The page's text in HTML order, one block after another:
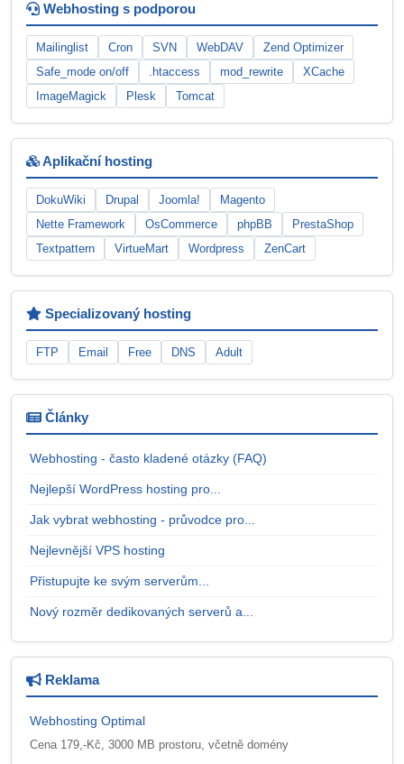
Webhosting s podporou
Mailinglist Cron SVN WebDAV
Zend Optimizer
Safe_mode on/off
.htaccess mod_rewrite
XCache
ImageMagick
Plesk Tomcat
Aplikační hosting
DokuWiki Drupal Joomla!
Magento
Nette Framework
OsCommerce phpBB
PrestaShop
Textpattern
VirtueMart Wordpress ZenCart
Specializovaný hosting
FTP Email Free DNS Adult
Články
Webhosting - často kladené otázky (FAQ)
Nejlepší WordPress hosting pro...
Jak vybrat webhosting - průvodce pro...
Nejlevnější VPS hosting
Přistupujte ke svým serverům...
Nový rozměr dedikovaných serverů a...
Reklama
Webhosting Optimal
Cena 179,-Kč, 3000 MB prostoru, včetně domény